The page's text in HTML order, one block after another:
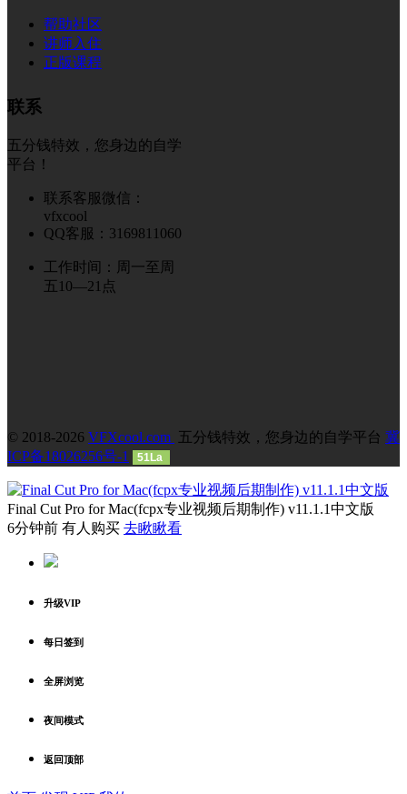
帮助社区
讲师入住
正版课程
联系
五分钱特效，您身边的自学
平台！
联系客服微信：
vfxcool
QQ客服：3169811060
工作时间：周一至周
五10—21点
© 2018-2026 VFXcool.com 五分钱特效，您身边的自学平台 冀
ICP备18026256号-1
51La
Final Cut Pro for Mac(fcpx专业视频后期制作) v11.1.1中文版
6分钟前 有人购买 去瞅瞅看
升级VIP
每日签到
全屏浏览
夜间模式
返回顶部